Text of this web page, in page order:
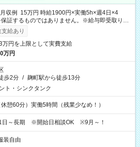
収例 15万円 時給1900円×実働5h×週4日×4
証するものではありません。※給与即受取りサ
利用条件有）
給あり
万円を上限として実費支給
万円
歩2分 / 麹町駅から徒歩13分
ト・シンクタンク
憩60分）実働5時間（残業少なめ！）
日～長期 ※開始日相談OK ※9月～！
装自由